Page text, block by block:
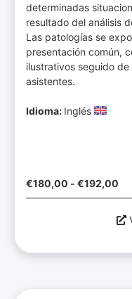
determinadas
resultado del análisis
Las patologías se
presentación común,
ilustrativos seguido
asistentes.
Idioma: Inglés
€180,00 - €192,00